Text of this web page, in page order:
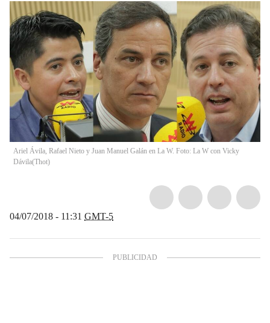
Ariel Ávila, Rafael Nieto y Juan Manuel Galán en La W. Foto: La W con Vicky
Dávila(Thot)
04/07/2018 - 11:31 GMT-5